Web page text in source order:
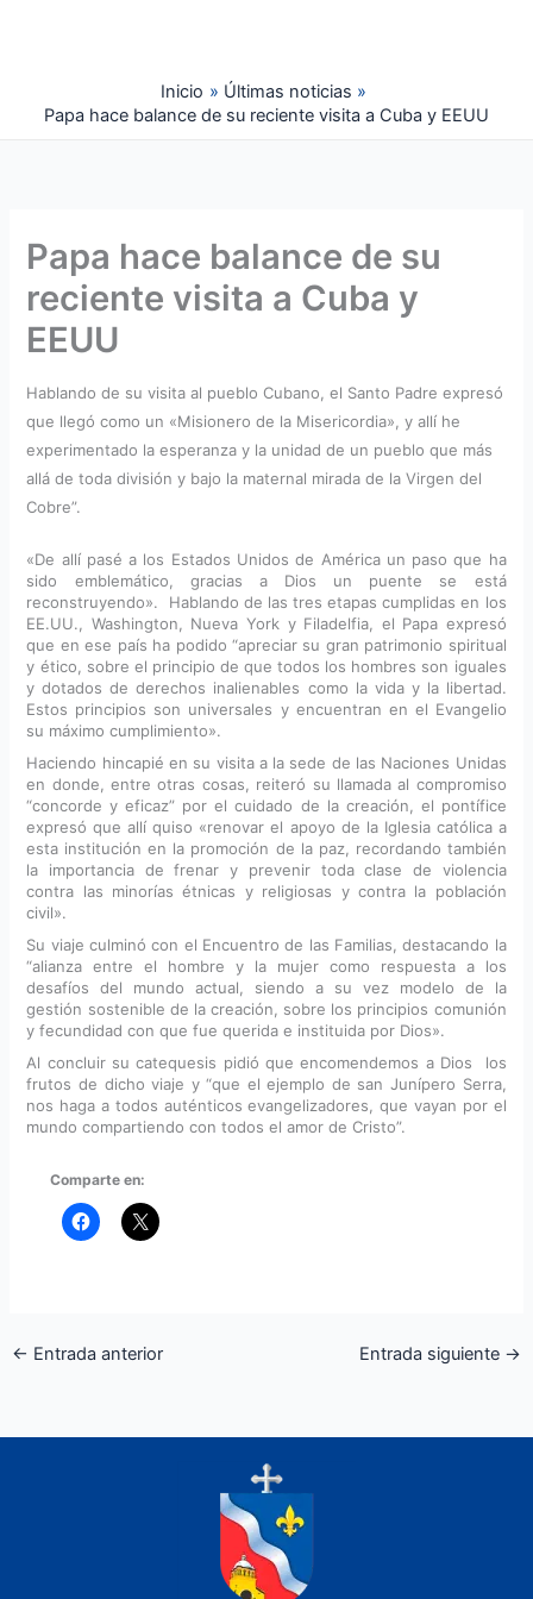
Inicio
Últimas noticias
Papa hace balance de su reciente visita a Cuba y EEUU
Papa hace balance de su
reciente visita a Cuba y
EEUU
Hablando de su visita al pueblo Cubano, el Santo Padre expresó
que llegó como un «Misionero de la Misericordia», y allí he
experimentado la esperanza y la unidad de un pueblo que más
allá de toda división y bajo la maternal mirada de la Virgen del
Cobre”.
«De allí pasé a los Estados Unidos de América un paso que ha
sido emblemático, gracias a Dios un puente se está
reconstruyendo». Hablando de las tres etapas cumplidas en los
EE.UU., Washington, Nueva York y Filadelfia, el Papa expresó
que en ese país ha podido “apreciar su gran patrimonio spiritual
y ético, sobre el principio de que todos los hombres son iguales
y dotados de derechos inalienables como la vida y la libertad.
Estos principios son universales y encuentran en el Evangelio
su máximo cumplimiento».
Haciendo hincapié en su visita a la sede de las Naciones Unidas
en donde, entre otras cosas, reiteró su llamada al compromiso
“concorde y eficaz” por el cuidado de la creación, el pontífice
expresó que allí quiso «renovar el apoyo de la Iglesia católica a
esta institución en la promoción de la paz, recordando también
la importancia de frenar y prevenir toda clase de violencia
contra las minorías étnicas y religiosas y contra la población
civil».
Su viaje culminó con el Encuentro de las Familias, destacando la
“alianza entre el hombre y la mujer como respuesta a los
desafíos del mundo actual, siendo a su vez modelo de la
gestión sostenible de la creación, sobre los principios comunión
y fecundidad con que fue querida e instituida por Dios».
Al concluir su catequesis pidió que encomendemos a Dios los
frutos de dicho viaje y “que el ejemplo de san Junípero Serra,
nos haga a todos auténticos evangelizadores, que vayan por el
mundo compartiendo con todos el amor de Cristo”.
Comparte en:
← Entrada anterior Entrada siguiente →